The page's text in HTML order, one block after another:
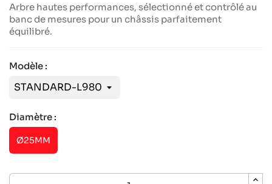
Arbre hautes performances, sélectionné et contrôlé au
banc de mesures pour un châssis parfaitement
équilibré.
Modèle :
Diamètre :
Ø25MM